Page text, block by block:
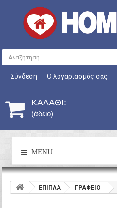
Σύνδεση Ο λογαριασμός σας
ΚΑΛΆΘΙ:
(άδειο)
MENU
ΕΠΙΠΛΑ ΓΡΑΦΕΙΟ